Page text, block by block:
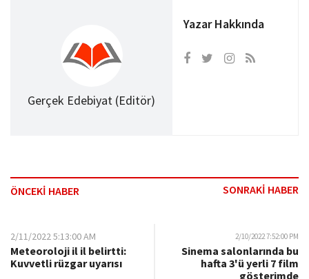
Gerçek Edebiyat (Editör)
Yazar Hakkında
ÖNCEKİ HABER SONRAKİ HABER
2/11/2022 5:13:00 AM
Meteoroloji il il belirtti:
Kuvvetli rüzgar uyarısı
2/10/2022 7:52:00 PM
Sinema salonlarında bu
hafta 3'ü yerli 7 film
gösterimde